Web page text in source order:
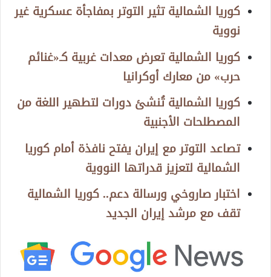
كوريا الشمالية تثير التوتر بمفاجأة عسكرية غير
نووية
كوريا الشمالية تعرض معدات غربية كـ«غنائم
حرب» من معارك أوكرانيا
كوريا الشمالية تُنشئ دورات لتطهير اللغة من
المصطلحات الأجنبية
تصاعد التوتر مع إيران يفتح نافذة أمام كوريا
الشمالية لتعزيز قدراتها النووية
اختبار صاروخي ورسالة دعم.. كوريا الشمالية
تقف مع مرشد إيران الجديد